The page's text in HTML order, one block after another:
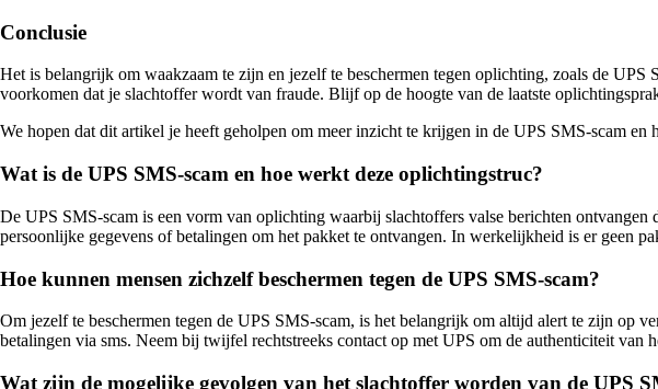
Conclusie
Het is belangrijk om waakzaam te zijn en jezelf te beschermen tegen oplichting, zoals de
voorkomen dat je slachtoffer wordt van fraude. Blijf op de hoogte van de laatste
We hopen dat dit artikel je heeft geholpen om meer inzicht te krijgen in de UPS SMS-scam
Wat is de UPS SMS-scam en hoe werkt deze oplichtingstruc?
De UPS SMS-scam is een vorm van oplichting waarbij slachtoffers valse berichten
persoonlijke gegevens of betalingen om het pakket te ontvangen. In werkelijkheid is er geen
Hoe kunnen mensen zichzelf beschermen tegen de UPS SMS-scam?
Om jezelf te beschermen tegen de UPS SMS-scam, is het belangrijk om altijd alert te zijn op
betalingen via sms. Neem bij twijfel rechtstreeks contact op met UPS om de authenticiteit van
Wat zijn de mogelijke gevolgen van het slachtoffer worden van de UPS